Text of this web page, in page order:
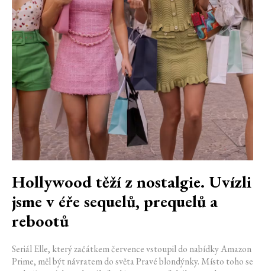
Hollywood těží z nostalgie. Uvízli
jsme v éře sequelů, prequelů a
rebootů
Seriál Elle, který začátkem července vstoupil do nabídky Amazon
Prime, měl být návratem do světa Pravé blondýnky. Místo toho se